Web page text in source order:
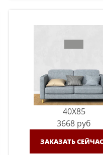
40X85
3668 руб
ЗАКАЗАТЬ СЕЙЧАС